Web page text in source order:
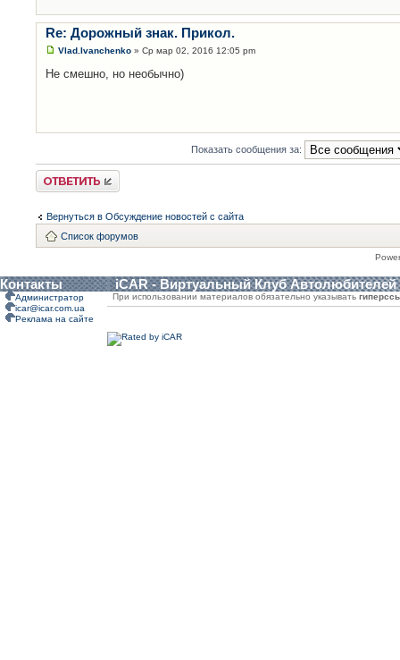
Re: Дорожный знак. Прикол.
Vlad.Ivanchenko » Ср мар 02, 2016 12:05 pm
Не смешно, но необычно)
Показать сообщения за:
Ответить
Вернуться в Обсуждение новостей с сайта
Список форумов
Контакты iCAR - Виртуальный Клуб Автолюбителей
Администратор
icar@icar.com.ua
Реклама на сайте
При использовании материалов обязательно указывать